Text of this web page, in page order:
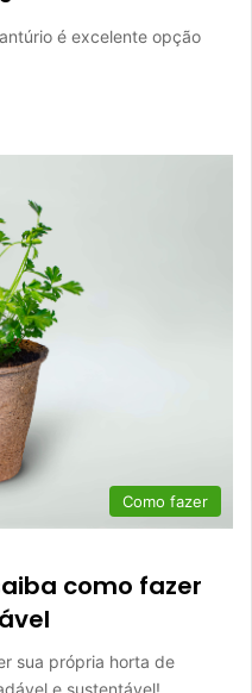
é excelente opção
Como fazer
como fazer
sua própria horta de
e sustentável!